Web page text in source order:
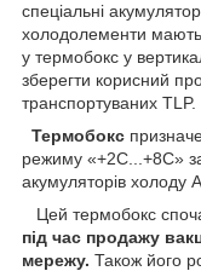
спеціальні
холодолементи
у термобокс у
зберегти корисний
транспортуваних TLP.
Термобокс
режиму «+2С...+8С»
акумуляторів холоду
Цей термобокс
під час продажу
мережу. Також його